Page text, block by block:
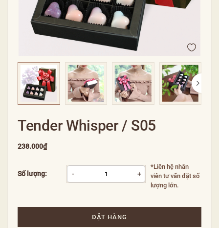
Tender Whisper / S05
238.000₫
Số lượng: - +
*Liên hệ nhân
viên tư vấn đặt số
lượng lớn.
ĐẶT HÀNG